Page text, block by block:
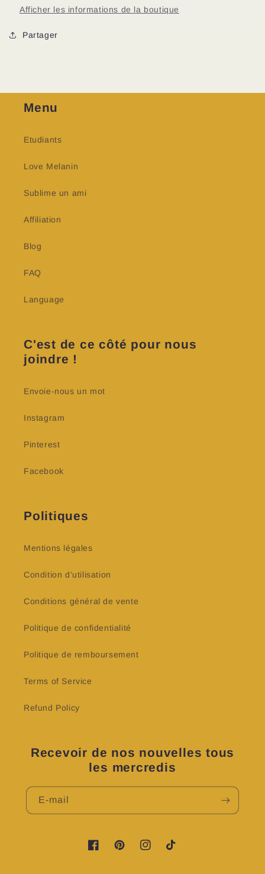
Afficher les informations de la boutique
Partager
Menu
Etudiants
Love Melanin
Sublime un ami
Affiliation
Blog
FAQ
Language
C'est de ce côté pour nous
joindre !
Envoie-nous un mot
Instagram
Pinterest
Facebook
Politiques
Mentions légales
Condition d'utilisation
Conditions général de vente
Politique de confidentialité
Politique de remboursement
Terms of Service
Refund Policy
Recevoir de nos nouvelles tous
les mercredis
E-mail
https://www.facebook.com/profile.php?
https://www.pinterest.fr/
https://www.instagram.com/
TikTok